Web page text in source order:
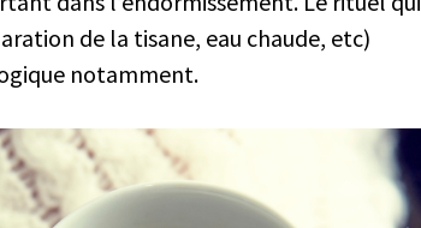
de la tisane, eau chaude, etc)
notamment.